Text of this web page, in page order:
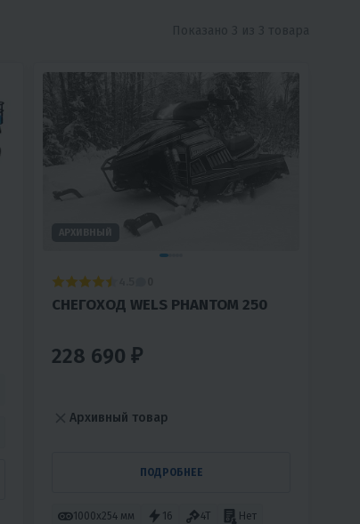
АРХИВНЫЙ
СНЕГОХОД WELS PHANTOM 250
228 690 ₽
Архивный товар
ПОДРОБНЕЕ
1000х254 мм 16 4T
Нет